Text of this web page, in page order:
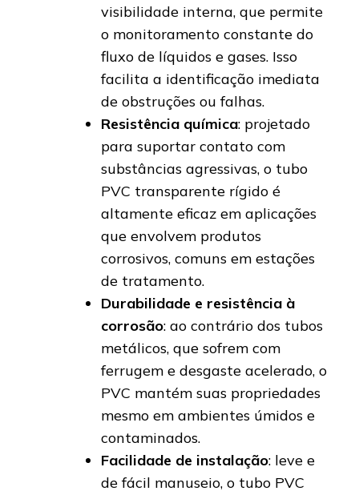
visibilidade interna, que permite
o monitoramento constante do
fluxo de líquidos e gases. Isso
facilita a identificação imediata
de obstruções ou falhas.
Resistência química: projetado
para suportar contato com
substâncias agressivas, o tubo
PVC transparente rígido é
altamente eficaz em aplicações
que envolvem produtos
corrosivos, comuns em estações
de tratamento.
Durabilidade e resistência à
corrosão: ao contrário dos tubos
metálicos, que sofrem com
ferrugem e desgaste acelerado, o
PVC mantém suas propriedades
mesmo em ambientes úmidos e
contaminados.
Facilidade de instalação: leve e
de fácil manuseio, o tubo PVC